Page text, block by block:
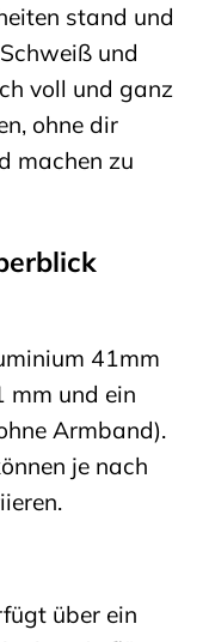
stand und
und
voll und ganz
ohne dir
machen zu
41mm
mm und ein
Armband).
je nach
über ein